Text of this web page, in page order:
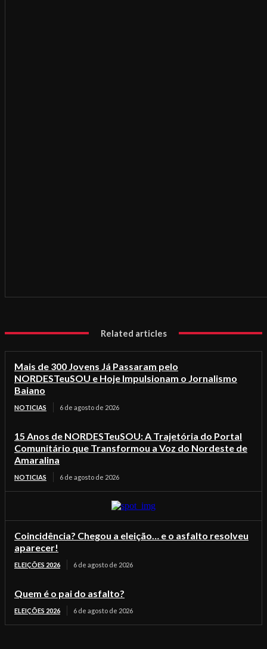
Related articles
Mais de 300 Jovens Já Passaram pelo
NORDESTeuSOU e Hoje Impulsionam o Jornalismo
Baiano
NOTICIAS 6 de agosto de 2026
15 Anos de NORDESTeuSOU: A Trajetória do Portal
Comunitário que Transformou a Voz do Nordeste de
Amaralina
NOTICIAS 6 de agosto de 2026
Coincidência? Chegou a eleição… e o asfalto resolveu
aparecer!
ELEIÇÕES 2026 6 de agosto de 2026
Quem é o pai do asfalto?
ELEIÇÕES 2026 6 de agosto de 2026